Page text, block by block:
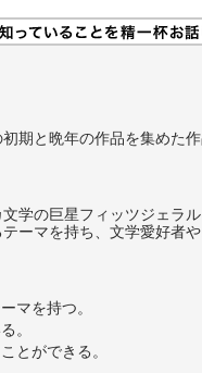
期と晩年の作品を集めた作
学の巨星フィッツジェラ
ーマを持ち、文学愛好者
マを持つ。
。
とができる。